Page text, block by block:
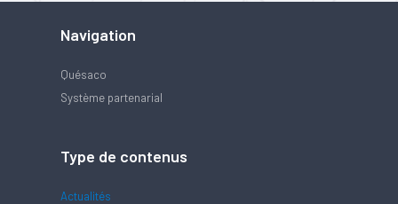
Navigation
Quésaco
Système partenarial
Type de contenus
Actualités